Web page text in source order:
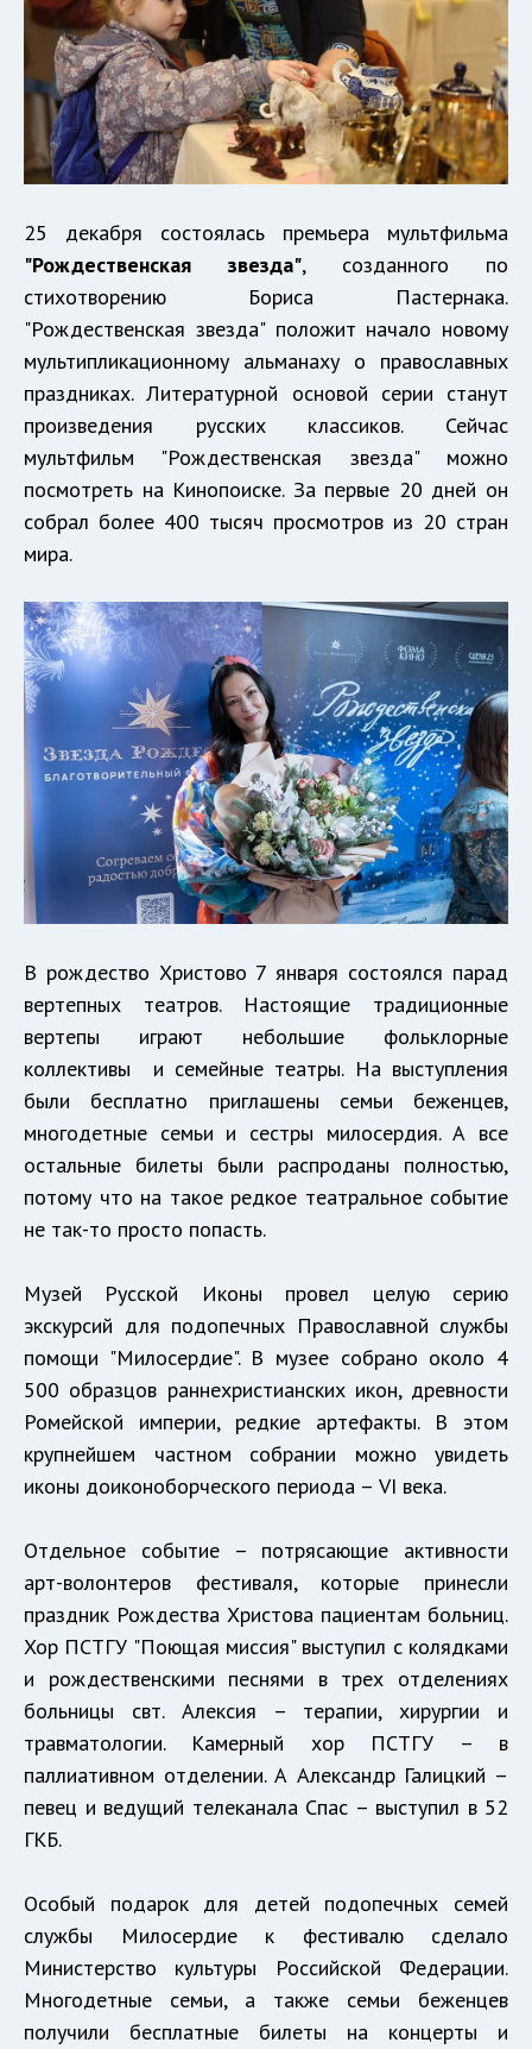
25 декабря состоялась премьера мультфильма
"Рождественская звезда", созданного по
стихотворению Бориса Пастернака.
"Рождественская звезда" положит начало новому
мультипликационному альманаху о православных
праздниках. Литературной основой серии станут
произведения русских классиков. Сейчас
мультфильм "Рождественская звезда" можно
посмотреть на Кинопоиске. За первые 20 дней он
собрал более 400 тысяч просмотров из 20 стран
мира.
В рождество Христово 7 января состоялся парад
вертепных театров. Настоящие традиционные
вертепы играют небольшие фольклорные
коллективы и семейные театры. На выступления
были бесплатно приглашены семьи беженцев,
многодетные семьи и сестры милосердия. А все
остальные билеты были распроданы полностью,
потому что на такое редкое театральное событие
не так-то просто попасть.
Музей Русской Иконы провел целую серию
экскурсий для подопечных Православной службы
помощи "Милосердие". В музее собрано около 4
500 образцов раннехристианских икон, древности
Ромейской империи, редкие артефакты. В этом
крупнейшем частном собрании можно увидеть
иконы доиконоборческого периода – VI века.
Отдельное событие – потрясающие активности
арт-волонтеров фестиваля, которые принесли
праздник Рождества Христова пациентам больниц.
Хор ПСТГУ "Поющая миссия" выступил с колядками
и рождественскими песнями в трех отделениях
больницы свт. Алексия – терапии, хирургии и
травматологии. Камерный хор ПСТГУ – в
паллиативном отделении. А Александр Галицкий –
певец и ведущий телеканала Спас – выступил в 52
ГКБ.
Особый подарок для детей подопечных семей
службы Милосердие к фестивалю сделало
Министерство культуры Российской Федерации.
Многодетные семьи, а также семьи беженцев
получили бесплатные билеты на концерты и